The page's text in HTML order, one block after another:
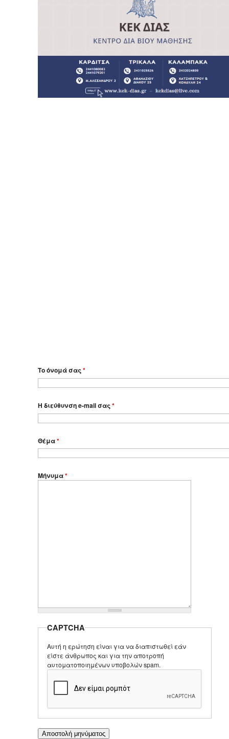
Το όνομά σας*
Η διεύθυνση e-mail σας*
Θέμα*
Μήνυμα*
CAPTCHA
Αυτή η ερώτηση είναι για να διαπιστωθεί εάν
είστε άνθρωπος και για την αποτροπή
αυτοματοποιημένων υποβολών spam.